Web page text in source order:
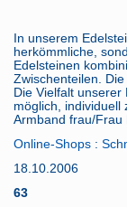
In unserem
herkömmliche,
Edelsteinen
Zwischenteilen.
Die Vielfalt
möglich, individuell
Armband frau/Frau
Online-Shops :
18.10.2006
63